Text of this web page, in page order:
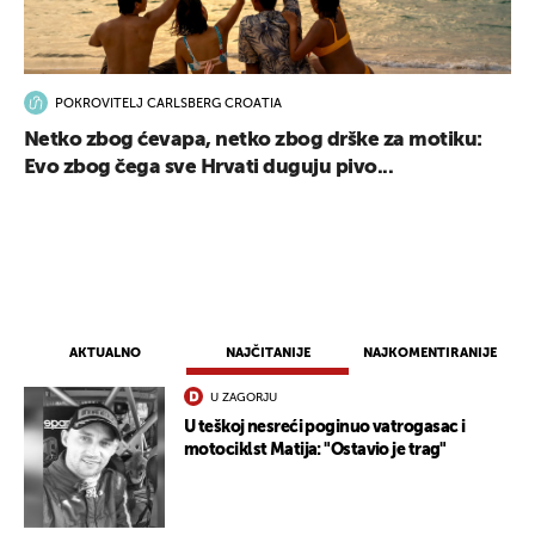
AKTUALNO NAJČITANIJE NAJKOMENTIRANIJE
U ZAGORJU
U teškoj nesreći poginuo vatrogasac i
motociklst Matija: "Ostavio je trag"
POKROVITELJ CARLSBERG CROATIA
Netko zbog ćevapa, netko zbog drške za motiku:
Evo zbog čega sve Hrvati duguju pivo...